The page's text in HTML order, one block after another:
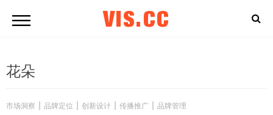
VIS.CC
花朵
市场洞察 品牌定位 创新设计 传播推广
品牌管理